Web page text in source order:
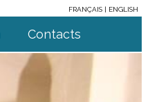
FRANÇAIS
ENGLISH
Contacts